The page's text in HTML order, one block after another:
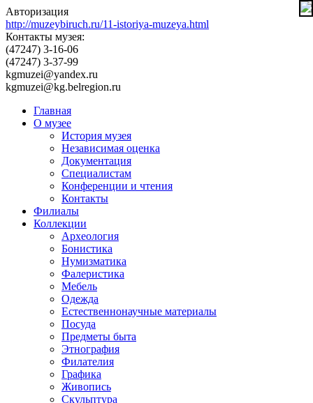
Авторизация
http://muzeybiruch.ru/11-istoriya-muzeya.html
Контакты музея:
(47247) 3-16-06
(47247) 3-37-99
kgmuzei@yandex.ru
kgmuzei@kg.belregion.ru
Главная
О музее
История музея
Независимая оценка
Документация
Специалистам
Конференции и чтения
Контакты
Филиалы
Коллекции
Археология
Бонистика
Нумизматика
Фалеристика
Мебель
Одежда
Естественнонаучные материалы
Посуда
Предметы быта
Этнография
Филателия
Графика
Живопись
Скульптура